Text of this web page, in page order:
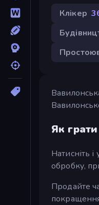
Клікер
Як
Натисніть
обробку,
Продайте